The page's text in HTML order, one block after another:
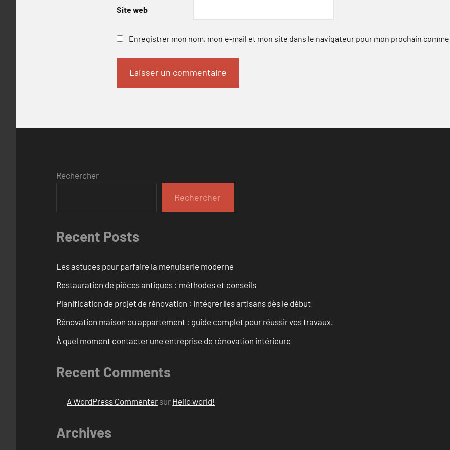
Site web
Enregistrer mon nom, mon e-mail et mon site dans le navigateur pour mon prochain
Rechercher
Rechercher
Recent Posts
Les astuces pour parfaire la menuiserie moderne
Restauration de pièces antiques : méthodes et conseils
Planification de projet de rénovation : Intégrer les artisans dès le début
Rénovation maison ou appartement : guide complet pour réussir vos travaux.
À quel moment contacter une entreprise de rénovation intérieure
Recent Comments
A WordPress Commenter sur Hello world!
Archives